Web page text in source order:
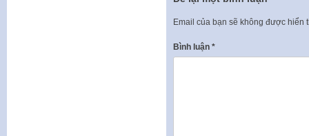
Email của bạn sẽ không được hiển
Bình luận *